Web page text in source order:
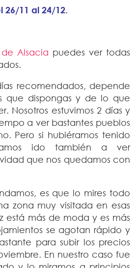
26/11 al 24/12.
Alsacia puedes ver todas
recomendados, depende
que dispongas y de lo que
Nosotros estuvimos 2 días y
a ver bastantes pueblos
Pero si hubiéramos tenido
ido también a ver
que nos quedamos con
es que lo mires todo
zona muy visitada en esas
está más de moda y es más
se agotan rápido y
para subir los precios
En nuestro caso fue